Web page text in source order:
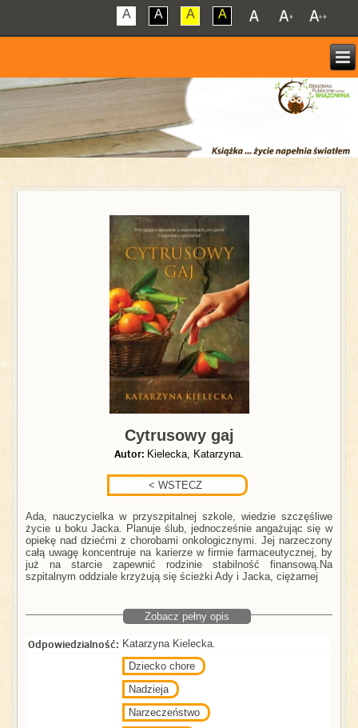
A A A A
Cytrusowy gaj
Autor: Kielecka, Katarzyna.
Ada, nauczycielka w przyszpitalnej szkole, wiedzie szczęśliwe
życie u boku Jacka. Planuje ślub, jednocześnie angażując się w
opiekę nad dziećmi z chorobami onkologicznymi. Jej narzeczony
całą uwagę koncentruje na karierze w firmie farmaceutycznej, by
już na starcie zapewnić rodzinie stabilność finansową.Na
szpitalnym oddziale krzyżują się ścieżki Ady i Jacka, ciężarnej
Zobacz pełny opis
Odpowiedzialność: Katarzyna Kielecka.
Dziecko chore
Nadzieja
Narzeczeństwo